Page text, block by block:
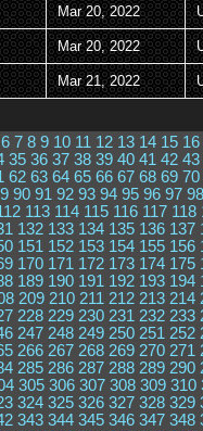
Mar 20, 2022
Mar 20, 2022
Mar 21, 2022
6 7 8 9 10 11 12 13 14 15 16
35 36 37 38 39 40 41 42 43
62 63 64 65 66 67 68 69 70
90 91 92 93 94 95 96 97 98
113 114 115 116 117 118
132 133 134 135 136 137
151 152 153 154 155 156
170 171 172 173 174 175
189 190 191 192 193 194
209 210 211 212 213 214
228 229 230 231 232 233
247 248 249 250 251 252
266 267 268 269 270 271
285 286 287 288 289 290
305 306 307 308 309 310
324 325 326 327 328 329
343 344 345 346 347 348